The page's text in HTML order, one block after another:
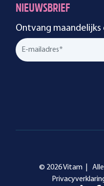
NIEUWSBRIEF
Ontvang
© 2026 Vitam |